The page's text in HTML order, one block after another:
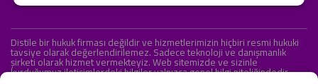
Distile bir hukuk firması değildir ve hizmetlerimizin hiçbiri resmi hukuki
tavsiye olarak değerlendirilemez. Sadece teknoloji ve danışmanlık
şirketi olarak hizmet vermekteyiz. Web sitemizde ve sizinle
kurduğumuz iletişimlerdeki bilgiler yalnızca genel bilgi niteliğindedir.